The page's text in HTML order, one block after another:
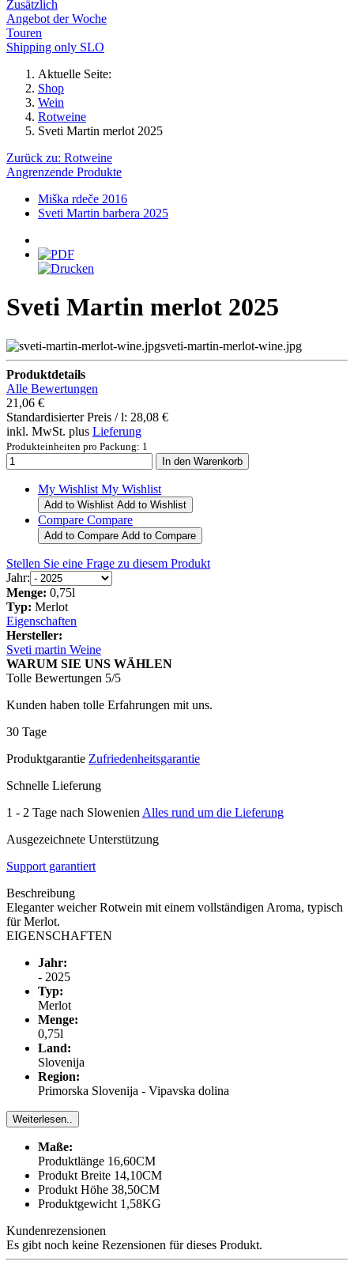
Zusätzlich
Angebot der Woche
Touren
Shipping only SLO
Aktuelle Seite:
Shop
Wein
Rotweine
Sveti Martin merlot 2025
Zurück zu: Rotweine
Angrenzende Produkte
Miška rdeče 2016
Sveti Martin barbera 2025
Sveti Martin merlot 2025
sveti-martin-merlot-wine.jpg
Produktdetails
Alle Bewertungen
21,06 €
Standardisierter Preis / l: 28,08 €
inkl. MwSt. plus Lieferung
Produkteinheiten pro Packung: 1
My Wishlist My Wishlist
Add to Wishlist Add to Wishlist
Compare Compare
Add to Compare Add to Compare
Stellen Sie eine Frage zu diesem Produkt
Jahr:
Menge: 0,75l
Typ: Merlot
Eigenschaften
Hersteller:
Sveti martin Weine
WARUM SIE UNS WÄHLEN
Tolle Bewertungen 5/5
Kunden haben tolle Erfahrungen mit uns.
30 Tage
Produktgarantie Zufriedenheitsgarantie
Schnelle Lieferung
1 - 2 Tage nach Slowenien Alles rund um die Lieferung
Ausgezeichnete Unterstützung
Support garantiert
Beschreibung
Eleganter weicher Rotwein mit einem vollständigen Aroma, typisch
für Merlot.
EIGENSCHAFTEN
Jahr:
- 2025
Typ:
Merlot
Menge:
0,75l
Land:
Slovenija
Region:
Primorska Slovenija - Vipavska dolina
Weiterlesen..
Maße:
Produktlänge 16,60CM
Produkt Breite 14,10CM
Produkt Höhe 38,50CM
Produktgewicht 1,58KG
Kundenrezensionen
Es gibt noch keine Rezensionen für dieses Produkt.